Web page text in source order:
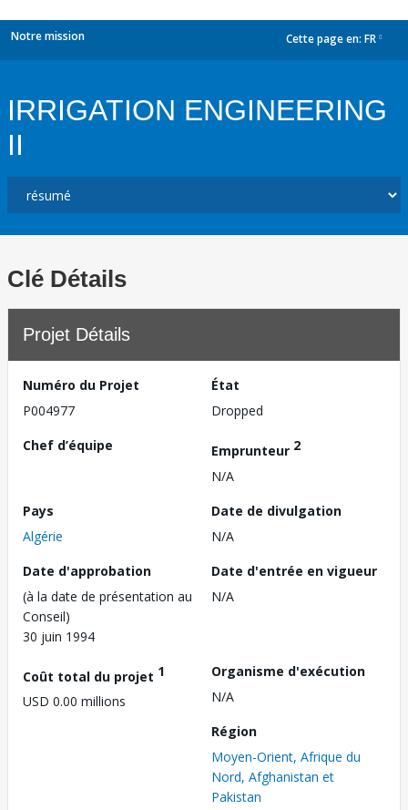
Notre mission Cette page en: FR
IRRIGATION ENGINEERING
II
Clé Détails
Projet Détails
Numéro du Projet
P004977
État
Dropped
Chef d’équipe
Emprunteur 2
N/A
Pays
Algérie
Date de divulgation
N/A
Date d'approbation
(à la date de présentation au
Conseil)
30 juin 1994
Date d'entrée en vigueur
N/A
Coût total du projet 1
USD 0.00 millions
Organisme d'exécution
N/A
Région
Moyen-Orient, Afrique du
Nord, Afghanistan et
Pakistan